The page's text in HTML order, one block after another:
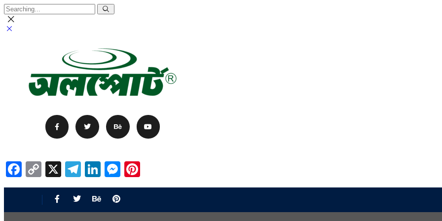
Facebook
Copy
Link
X Telegram
LinkedIn
Messenger